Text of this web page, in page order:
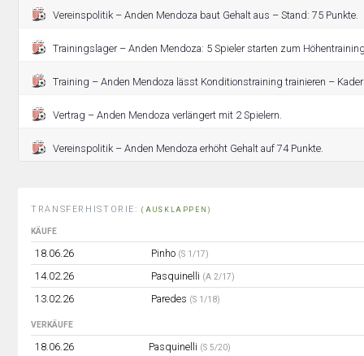
Vereinspolitik – Anden Mendoza baut Gehalt aus – Stand: 75 Punkte.
Trainingslager – Anden Mendoza: 5 Spieler starten zum
Training – Anden Mendoza lässt Konditionstraining trainieren –
Vertrag – Anden Mendoza verlängert mit 2 Spielern.
Vereinspolitik – Anden Mendoza erhöht Gehalt auf 74 Punkte.
TRANSFERHISTORIE:(AUSKLAPPEN)
KÄUFE
18.06.26 Pinho (S 1/17)
14.02.26
Pasquinelli (A 2/17)
13.02.26
Paredes (S 1/18)
VERKÄUFE
18.06.26 Pasquinelli (S 5/20)